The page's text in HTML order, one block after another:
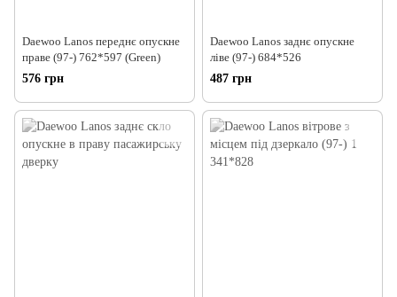
Daewoo Lanos переднє опускне
праве (97-) 762*597 (Green)
576 грн
Daewoo Lanos заднє опускне
ліве (97-) 684*526
487 грн